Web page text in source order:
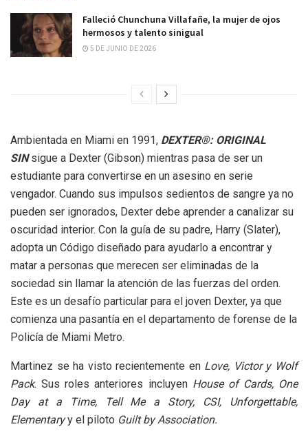
Falleció Chunchuna Villafañe, la mujer de ojos
hermosos y talento sinigual
5 DE JUNIO DE 2026
Ambientada en Miami en 1991, DEXTER®: ORIGINAL
SINsigue a Dexter (Gibson) mientras pasa de ser un
estudiante para convertirse en un asesino en serie
vengador. Cuando sus impulsos sedientos de sangre ya no
pueden ser ignorados, Dexter debe aprender a canalizar su
oscuridad interior. Con la guía de su padre, Harry (Slater),
adopta un Código diseñado para ayudarlo a encontrar y
matar a personas que merecen ser eliminadas de la
sociedad sin llamar la atención de las fuerzas del orden.
Este es un desafío particular para el joven Dexter, ya que
comienza una pasantía en el departamento de forense de la
Policía de Miami Metro.
Martinez se ha visto recientemente en Love, Victor y Wolf
Pack. Sus roles anteriores incluyen House of Cards, One
Day at a Time, Tell Me a Story, CSI, Unforgettable,
Elementaryy el piloto Guilt by Association.